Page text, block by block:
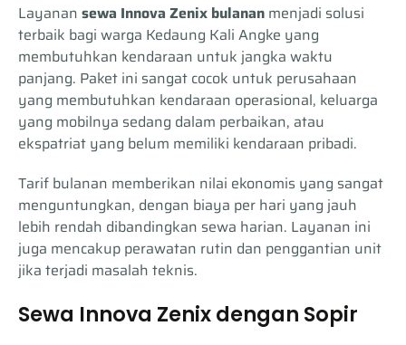
Layanan sewa Innova Zenix bulanan menjadi solusi
terbaik bagi warga Kedaung Kali Angke yang
membutuhkan kendaraan untuk jangka waktu
panjang. Paket ini sangat cocok untuk perusahaan
yang membutuhkan kendaraan operasional, keluarga
yang mobilnya sedang dalam perbaikan, atau
ekspatriat yang belum memiliki kendaraan pribadi.
Tarif bulanan memberikan nilai ekonomis yang sangat
menguntungkan, dengan biaya per hari yang jauh
lebih rendah dibandingkan sewa harian. Layanan ini
juga mencakup perawatan rutin dan penggantian unit
jika terjadi masalah teknis.
Sewa Innova Zenix dengan Sopir